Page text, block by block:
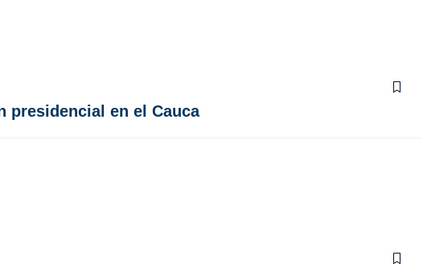
presidencial en el Cauca